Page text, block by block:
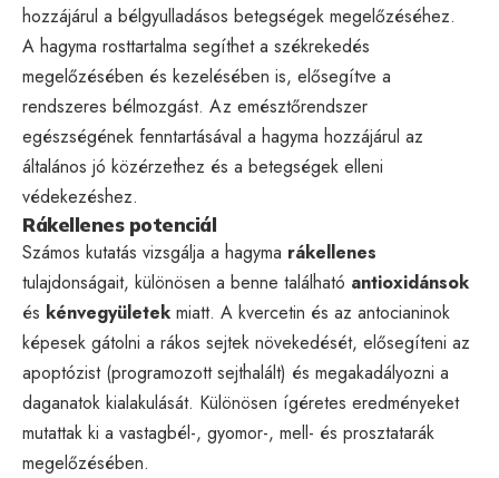
hozzájárul a bélgyulladásos betegségek megelőzéséhez.
A hagyma rosttartalma segíthet a székrekedés
megelőzésében és kezelésében is, elősegítve a
rendszeres bélmozgást. Az emésztőrendszer
egészségének fenntartásával a hagyma hozzájárul az
általános jó közérzethez és a betegségek elleni
védekezéshez.
Rákellenes potenciál
Számos kutatás vizsgálja a hagyma rákellenes
tulajdonságait, különösen a benne található antioxidánsok
és kénvegyületek miatt. A kvercetin és az antocianinok
képesek gátolni a rákos sejtek növekedését, elősegíteni az
apoptózist (programozott sejthalált) és megakadályozni a
daganatok kialakulását. Különösen ígéretes eredményeket
mutattak ki a vastagbél-, gyomor-, mell- és prosztatarák
megelőzésében.